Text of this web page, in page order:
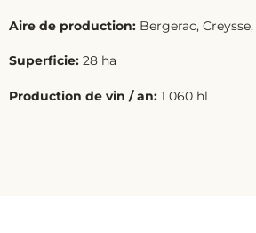
Aire de production: Bergerac,
Superficie: 28 ha
Production de vin / an: 1 060 hl